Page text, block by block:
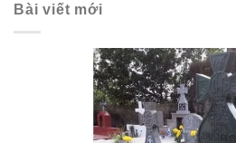
Bài viết mới